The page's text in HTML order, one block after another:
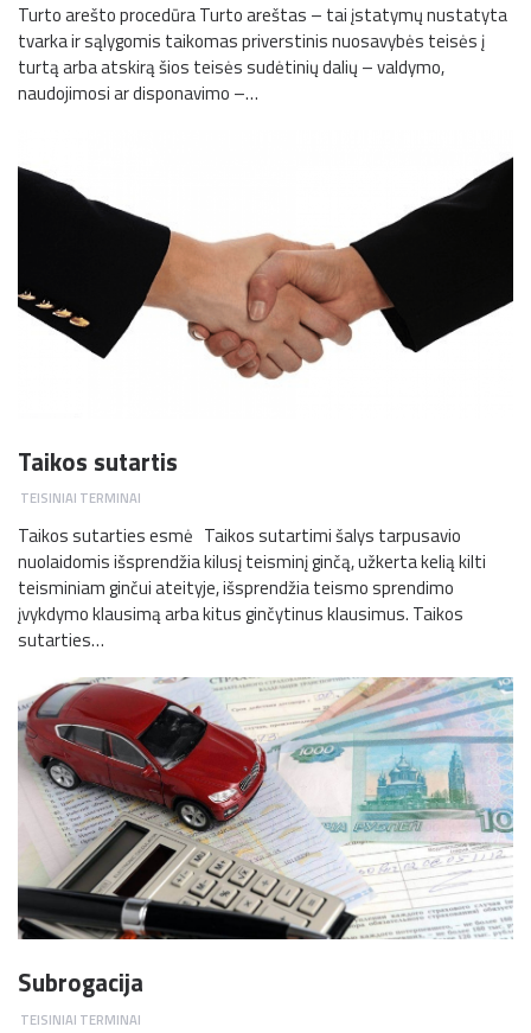
Turto arešto procedūra Turto areštas – tai įstatymų nustatyta
tvarka ir sąlygomis taikomas priverstinis nuosavybės teisės į
turtą arba atskirą šios teisės sudėtinių dalių – valdymo,
naudojimosi ar disponavimo –…
Taikos sutartis
TEISINIAI TERMINAI
Taikos sutarties esmė Taikos sutartimi šalys tarpusavio
nuolaidomis išsprendžia kilusį teisminį ginčą, užkerta kelią kilti
teisminiam ginčui ateityje, išsprendžia teismo sprendimo
įvykdymo klausimą arba kitus ginčytinus klausimus. Taikos
sutarties…
Subrogacija
TEISINIAI TERMINAI